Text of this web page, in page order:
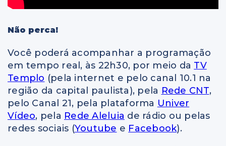
Não perca!
Você poderá acompanhar a programação
em tempo real, às 22h30, por meio da TV
Templo (pela internet e pelo canal 10.1 na
região da capital paulista), pela Rede CNT,
pelo Canal 21, pela plataforma Univer
Vídeo, pela Rede Aleluia de rádio ou pelas
redes sociais (Youtube e Facebook).